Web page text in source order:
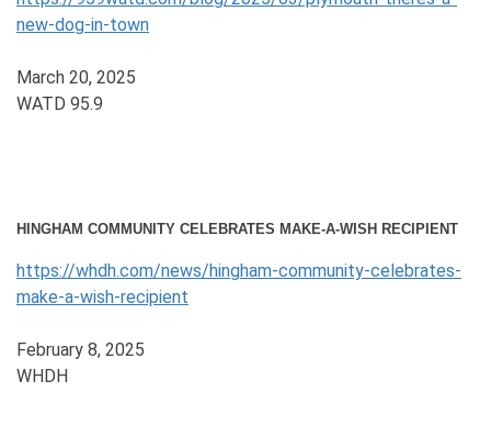
new-dog-in-town
March 20, 2025
WATD 95.9
HINGHAM COMMUNITY CELEBRATES MAKE-A-WISH RECIPIENT
https://whdh.com/news/hingham-community-celebrates-
make-a-wish-recipient
February 8, 2025
WHDH